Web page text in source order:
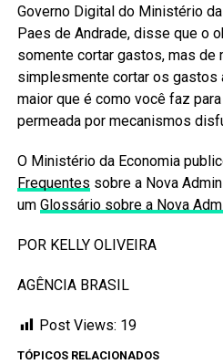
Governo Digital do Ministério
Paes de Andrade, disse que o
somente cortar gastos, mas de
simplesmente cortar os gastos
maior que é como você faz
permeada por mecanismos
O Ministério da Economia
Frequentes sobre a Nova
um Glossário sobre a Nova
POR KELLY OLIVEIRA
AGÊNCIA BRASIL
Post Views: 19
TÓPICOS RELACIONADOS